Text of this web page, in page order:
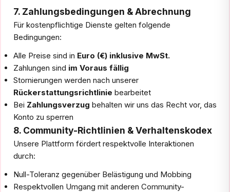
7. Zahlungsbedingungen & Abrechnung
Für kostenpflichtige Dienste gelten folgende
Bedingungen:
Alle Preise sind in Euro (€) inklusive MwSt.
Zahlungen sind im Voraus fällig
Stornierungen werden nach unserer
Rückerstattungsrichtlinie bearbeitet
Bei Zahlungsverzug behalten wir uns das Recht vor, das
Konto zu sperren
8. Community-Richtlinien & Verhaltenskodex
Unsere Plattform fördert respektvolle Interaktionen
durch:
Null-Toleranz gegenüber Belästigung und Mobbing
Respektvollen Umgang mit anderen Community-